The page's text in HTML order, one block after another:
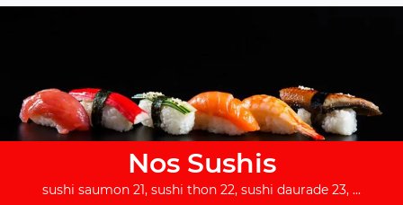
Nos Sushis
sushi saumon 21, sushi thon 22, sushi daurade 23, ...